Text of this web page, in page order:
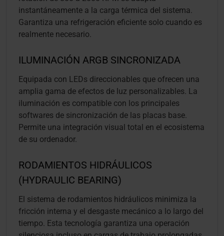
instantáneamente a la carga térmica del sistema.
Garantiza una refrigeración eficiente solo cuando es
realmente necesario.
ILUMINACIÓN ARGB SINCRONIZADA
Equipada con LEDs direccionables que ofrecen una
amplia gama de efectos de luz personalizables. La
iluminación es compatible con los principales
softwares de sincronización de las placas base.
Permite una integración visual total en el ecosistema
de su ordenador.
RODAMIENTOS HIDRÁULICOS
(HYDRAULIC BEARING)
El sistema de rodamientos hidráulicos minimiza la
fricción interna y el desgaste mecánico a lo largo del
tiempo. Esta tecnología garantiza una operación